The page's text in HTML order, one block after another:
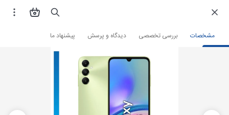
مشخصات بررسی تخصصی دیدگاه و پرسش پیشنهاد ما فروشگاه اینترنتی گوشی موبایل گوشی سامسونگ